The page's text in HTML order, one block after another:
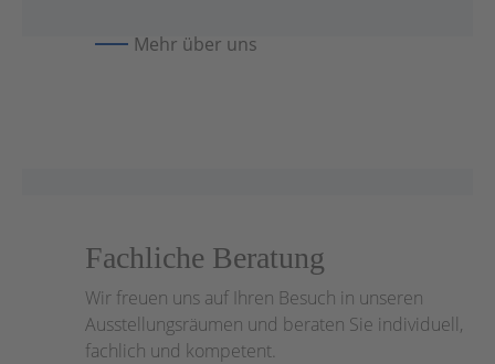
Mehr über uns
Fachliche Beratung
Wir freuen uns auf Ihren Besuch in unseren
Ausstellungsräumen und beraten Sie individuell,
fachlich und kompetent.